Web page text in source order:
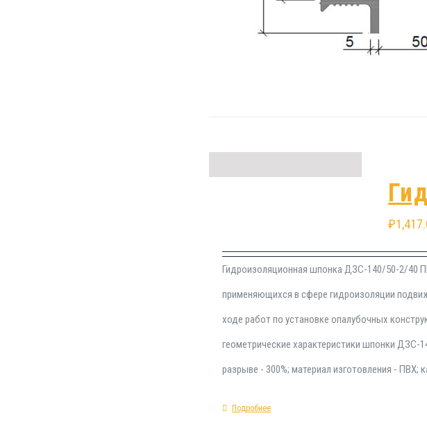
₽
Гидроизоляционная шпонка ДЗС-140/50-2/40
применяющихся в сфере гидроизоляции
ходе работ по установке опалубочных
геометрические характеристики шпонки
разрыве - 300%; материал изготовления - ПВХ;
Подробнее